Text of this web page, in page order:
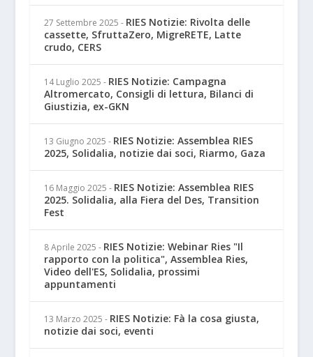
27 Settembre 2025 - RIES Notizie: Rivolta delle
cassette, SfruttaZero, MigreRETE, Latte
crudo, CERS
14 Luglio 2025 - RIES Notizie: Campagna
Altromercato, Consigli di lettura, Bilanci di
Giustizia, ex-GKN
13 Giugno 2025 - RIES Notizie: Assemblea RIES
2025, Solidalia, notizie dai soci, Riarmo, Gaza
16 Maggio 2025 - RIES Notizie: Assemblea RIES
2025. Solidalia, alla Fiera del Des, Transition
Fest
8 Aprile 2025 - RIES Notizie: Webinar Ries "Il
rapporto con la politica", Assemblea Ries,
Video dell'ES, Solidalia, prossimi
appuntamenti
13 Marzo 2025 - RIES Notizie: Fà la cosa giusta,
notizie dai soci, eventi